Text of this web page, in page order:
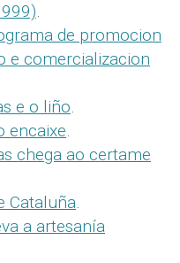
.
de promocion
e comercializacion
e o liño.
encaixe.
chega ao certame
Cataluña.
a artesanía